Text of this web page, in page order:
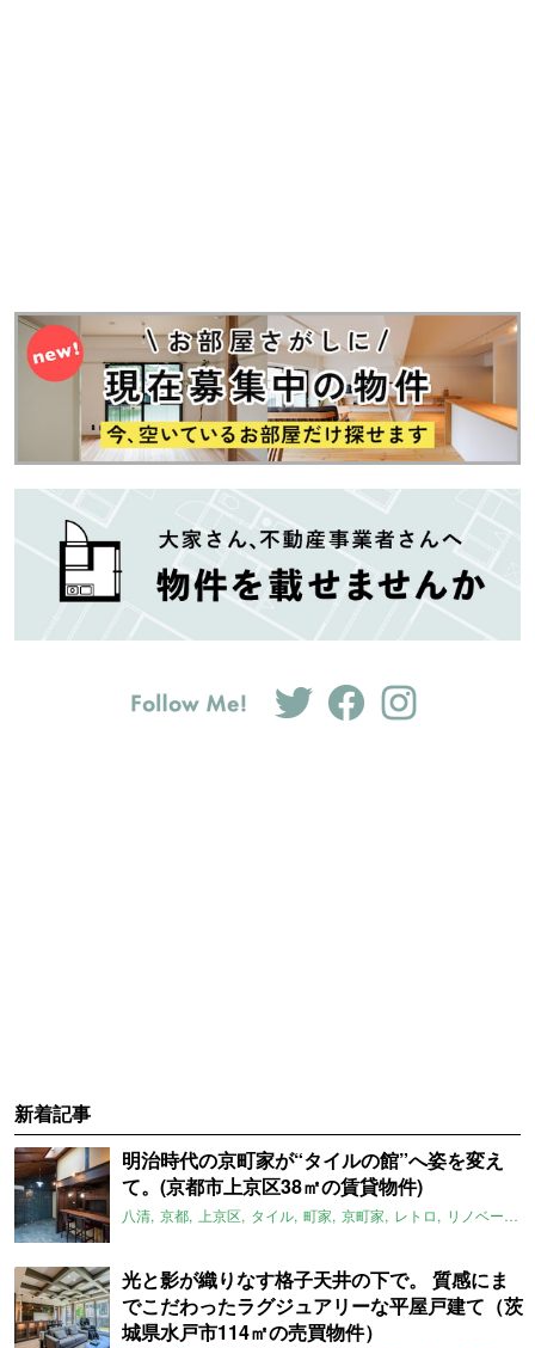
新着記事
明治時代の京町家が“タイルの館”へ姿を変え
て。(京都市上京区38㎡の賃貸物件)
八清 京都 上京区 タイル 町家 京町家 レトロ リノベーション
光と影が織りなす格子天井の下で。 質感にま
でこだわったラグジュアリーな平屋戸建て（茨
城県水戸市114㎡の売買物件）